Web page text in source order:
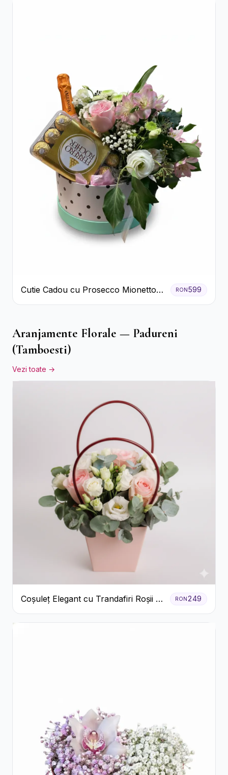
Cutie Cadou cu Prosecco Mionetto
Ferrero Rocher și Flori Pastelate
RON599
Aranjamente Florale — Padureni
(Tamboesti)
Vezi toate →
Coșuleț Elegant cu Trandafiri Roșii și
Lisianthus Alb
RON249